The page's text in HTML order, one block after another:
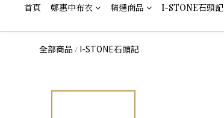
首頁 鄭惠中布衣 精選商品 I-STONE石頭記
全部商品 / I-STONE石頭記